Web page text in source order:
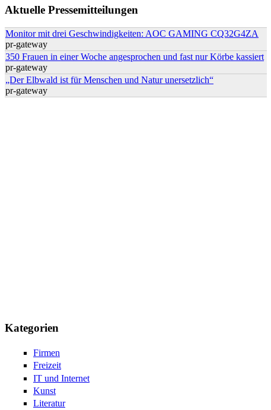
Aktuelle Pressemitteilungen
Monitor mit drei Geschwindigkeiten: AOC GAMING CQ32G4ZA
pr-gateway
350 Frauen in einer Woche angesprochen und fast nur Körbe kassiert
pr-gateway
„Der Elbwald ist für Menschen und Natur unersetzlich“
pr-gateway
Kategorien
Firmen
Freizeit
IT und Internet
Kunst
Literatur